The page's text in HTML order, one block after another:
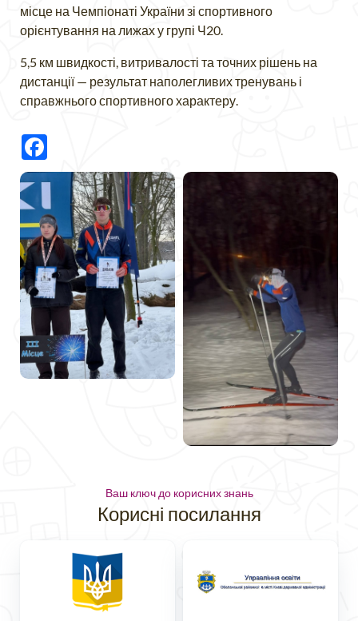
місце на Чемпіонаті України зі спортивного
орієнтування на лижах у групі Ч20.
5,5 км швидкості, витривалості та точних рішень на
дистанції — результат наполегливих тренувань і
справжнього спортивного характеру.
Ваш ключ до корисних знань
Корисні посилання